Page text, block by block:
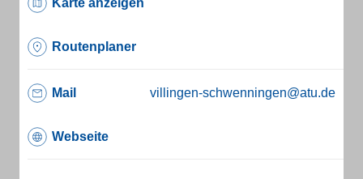
Karte anzeigen
Routenplaner
Mail villingen-schwenningen@atu.de
Webseite